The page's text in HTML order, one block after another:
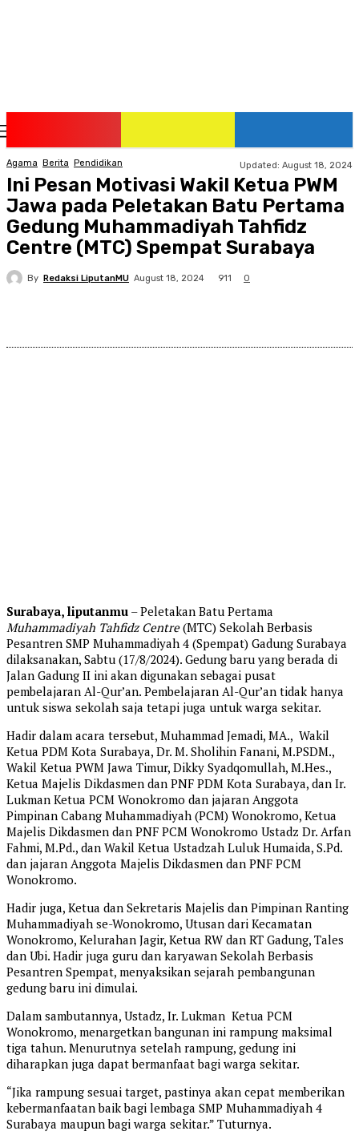
Agama Berita Pendidikan Updated: August 18, 2024
Ini Pesan Motivasi Wakil Ketua PWM
Jawa pada Peletakan Batu Pertama
Gedung Muhammadiyah Tahfidz
Centre (MTC) Spempat Surabaya
By Redaksi LiputanMU August 18, 2024 911 0
Surabaya, liputanmu – Peletakan Batu Pertama
Muhammadiyah Tahfidz Centre(MTC) Sekolah Berbasis
Pesantren SMP Muhammadiyah 4 (Spempat) Gadung Surabaya
dilaksanakan, Sabtu (17/8/2024). Gedung baru yang berada di
Jalan Gadung II ini akan digunakan sebagai pusat
pembelajaran Al-Qur’an. Pembelajaran Al-Qur’an tidak hanya
untuk siswa sekolah saja tetapi juga untuk warga sekitar.
Hadir dalam acara tersebut, Muhammad Jemadi, MA., Wakil
Ketua PDM Kota Surabaya, Dr. M. Sholihin Fanani, M.PSDM.,
Wakil Ketua PWM Jawa Timur, Dikky Syadqomullah, M.Hes.,
Ketua Majelis Dikdasmen dan PNF PDM Kota Surabaya, dan Ir.
Lukman Ketua PCM Wonokromo dan jajaran Anggota
Pimpinan Cabang Muhammadiyah (PCM) Wonokromo, Ketua
Majelis Dikdasmen dan PNF PCM Wonokromo Ustadz Dr. Arfan
Fahmi, M.Pd., dan Wakil Ketua Ustadzah Luluk Humaida, S.Pd.
dan jajaran Anggota Majelis Dikdasmen dan PNF PCM
Wonokromo.
Hadir juga, Ketua dan Sekretaris Majelis dan Pimpinan Ranting
Muhammadiyah se-Wonokromo, Utusan dari Kecamatan
Wonokromo, Kelurahan Jagir, Ketua RW dan RT Gadung, Tales
dan Ubi. Hadir juga guru dan karyawan Sekolah Berbasis
Pesantren Spempat, menyaksikan sejarah pembangunan
gedung baru ini dimulai.
Dalam sambutannya, Ustadz, Ir. Lukman Ketua PCM
Wonokromo, menargetkan bangunan ini rampung maksimal
tiga tahun. Menurutnya setelah rampung, gedung ini
diharapkan juga dapat bermanfaat bagi warga sekitar.
“Jika rampung sesuai target, pastinya akan cepat memberikan
kebermanfaatan baik bagi lembaga SMP Muhammadiyah 4
Surabaya maupun bagi warga sekitar.” Tuturnya.